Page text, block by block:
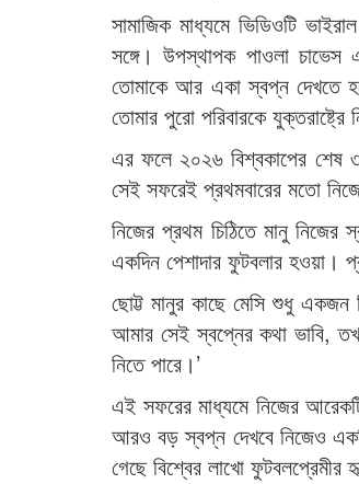
সামাজিক মাধ্যমে ভিডিওটি
সঙ্গে। উপস্থাপক পাওলা
তোমাকে আর একা স্বপ্ন দেখতে
তোমার পুরো পরিবারকে
এর ফলে ২০২৬ বিশ্বকাপের শেষ
সেই সফরেই প্রথমবারের মতো
নিজের প্রথম চিঠিতে মানু
একদিন পেশাদার ফুটবলার হওয়া।
ছোট্ট মানুর কাছে মেসি শুধু
আমার সেই স্বপ্নের কথা ভাবি,
নিতে পারে।’
এই সফরের মাধ্যমে নিজের
আরও বড় স্বপ্ন দেখবে নিজেও
গেছে বিশ্বের লাখো ফুটবলপ্রেমীর